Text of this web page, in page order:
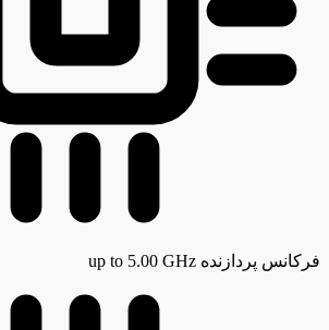
فرکانس پردازنده up to 5.00 GHz